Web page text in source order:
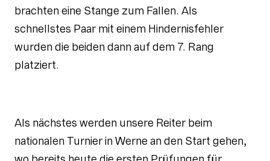
brachten eine Stange zum Fallen. Als
schnellstes Paar mit einem Hindernisfehler
wurden die beiden dann auf dem 7. Rang
platziert.
Als nächstes werden unsere Reiter beim
nationalen Turnier in Werne an den Start gehen,